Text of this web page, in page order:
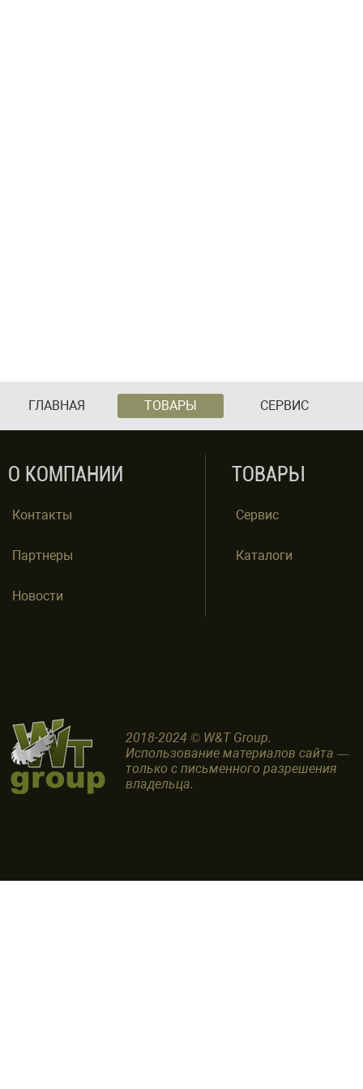
ГЛАВНАЯ ТОВАРЫ СЕРВИС
О КОМПАНИИ
Контакты
Партнеры
Новости
ТОВАРЫ
Сервис
Каталоги
2018-2024 © W&T Group.
Использование материалов сайта —
только с письменного разрешения
владельца.